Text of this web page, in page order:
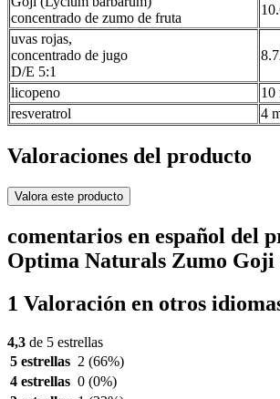
concentrado de zumo de fruta
uvas rojas,
concentrado de jugo
D/E 5:1
licopeno
10
resveratrol
4
Valoraciones del producto
Valora este producto
comentarios en español del
Optima Naturals Zumo Goji
1 Valoración en otros
4,3 de 5 estrellas
5 estrellas 2 (66%)
4 estrellas 0 (0%)